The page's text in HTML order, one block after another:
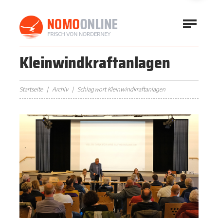
Kleinwindkraftanlagen
Startseite Archiv Schlagwort Kleinwindkraftanlagen